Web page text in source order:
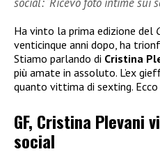
Ha vinto la prima edizione del
venticinque anni dopo, ha
Stiamo parlando di Cristina
più amate in assoluto. L’ex
quanto vittima di sexting.
GF, Cristina Plevani
social